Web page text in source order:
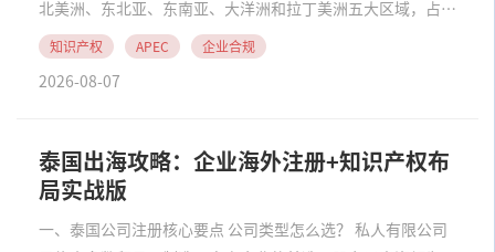
北美洲、东北亚、东南亚、大洋洲和拉丁美洲五大区域，占全
球GDP约60%、贸易总量约一半，是中国企业对外投资和贸
知识产权 APEC 企业合规
2026-08-07
泰国出海攻略：企业海外注册+知识产权布
局实战版
一、泰国公司注册核心要点 公司类型怎么选？ 私人有限公司